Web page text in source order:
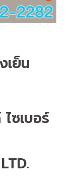
เย็น
ซเบอร์